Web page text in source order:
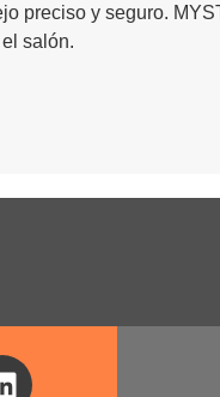
preciso y seguro.
salón.